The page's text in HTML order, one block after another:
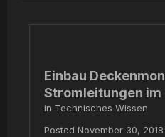
Einbau
Stromleitungen im
in Technisches Wissen
Posted November 30, 2018